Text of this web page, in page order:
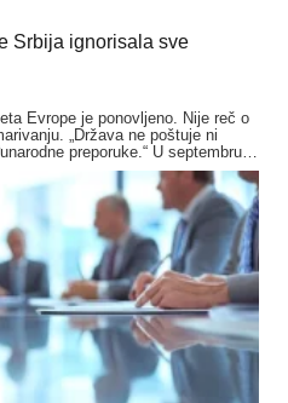
Srbija ignorisala sve
Evrope je ponovljeno. Nije reč o
„Država ne poštuje ni
preporuke.“ U septembru…